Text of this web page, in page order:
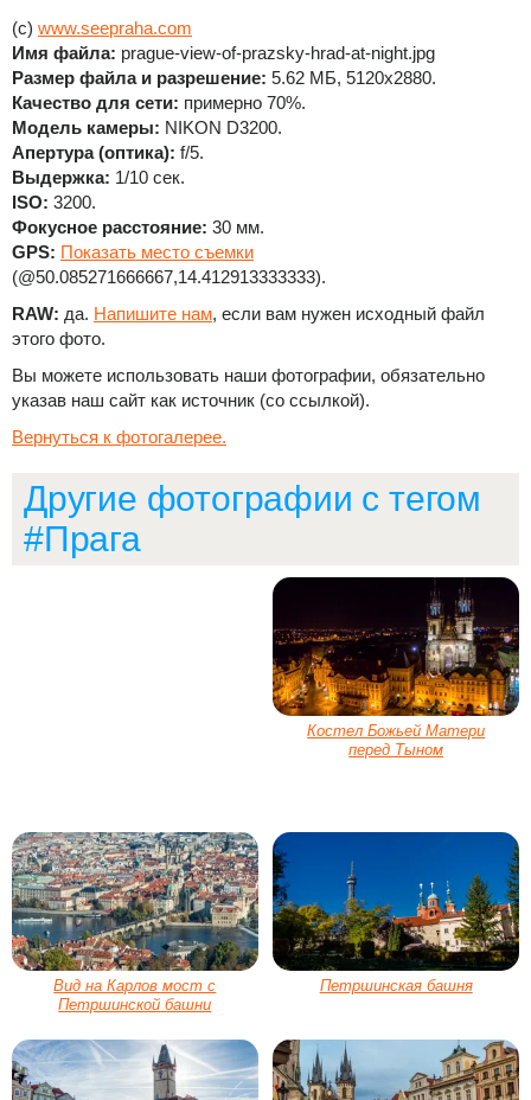
(c) www.seepraha.com
Имя файла: prague-view-of-prazsky-hrad-at-night.jpg
Размер файла и разрешение: 5.62 МБ, 5120x2880.
Качество для сети: примерно 70%.
Модель камеры: NIKON D3200.
Апертура (оптика): f/5.
Выдержка: 1/10 сек.
ISO: 3200.
Фокусное расстояние: 30 мм.
GPS: Показать место съемки
(@50.085271666667,14.412913333333).
RAW: да. Напишите нам, если вам нужен исходный файл
этого фото.
Вы можете использовать наши фотографии, обязательно
указав наш сайт как источник (со ссылкой).
Вернуться к фотогалерее.
Другие фотографии с тегом
#Прага
Костел Божьей Матери
перед Тыном
Вид на Карлов мост с
Петршинской башни
Петршинская башня